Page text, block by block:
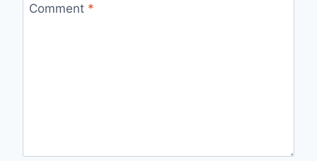
Comment *